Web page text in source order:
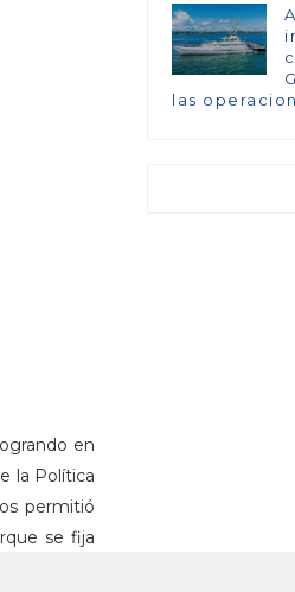
en
la Política
permitió
se fija
las